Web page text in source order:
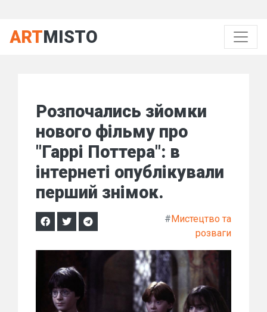
ARTMISTO
Розпочались зйомки
нового фільму про
"Гаррі Поттера": в
інтернеті опублікували
перший знімок.
#Мистецтво та
розваги